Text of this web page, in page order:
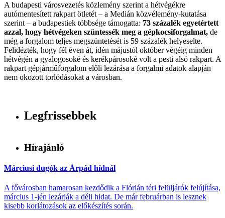
A budapesti városvezetés közlemény szerint a hétvégékre
autómentesített rakpart ötletét – a Medián közvélemény-kutatása
szerint – a budapestiek többsége támogatta: 73 százalék egyetértett
azzal, hogy hétvégeken szüntessék meg a gépkocsiforgalmat, de
még a forgalom teljes megszüntetését is 59 százalék helyeselte.
Felidézték, hogy fél éven át, idén májustól október végéig minden
hétvégén a gyalogosoké és kerékpárosoké volt a pesti alsó rakpart. A
rakpart gépjárműforgalom előli lezárása a forgalmi adatok alapján
nem okozott torlódásokat a városban.
Legfrissebbek
Hírajánló
Márciusi dugók az Árpád hídnál
A fővárosban hamarosan kezdődik a Flórián téri felüljárók felújítása,
március 1-jén lezárják a déli hidat. De már februárban is lesznek
kisebb korlátozások az előkészítés során.